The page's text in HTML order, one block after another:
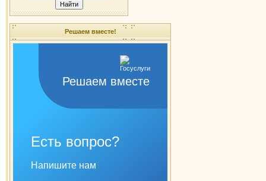
Решаем вместе!
Решаем вместе
Есть вопрос?
Напишите нам